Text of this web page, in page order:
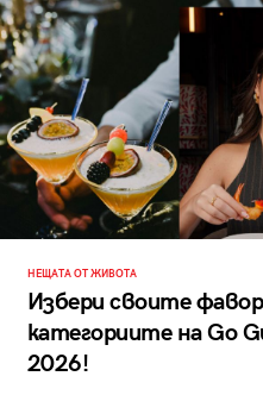
НЕЩАТА ОТ ЖИВОТА
Избери своите
категориите на Go
2026!